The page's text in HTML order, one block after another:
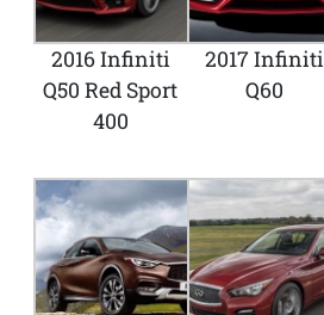
2016 Infiniti
Q50 Red Sport
400
2017 Infiniti
Q60